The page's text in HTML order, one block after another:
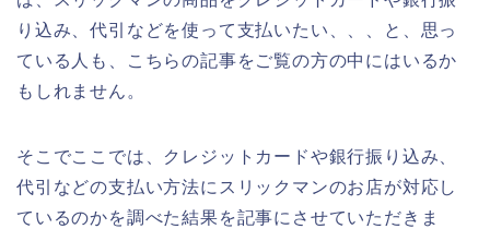
り込み、代引などを使って支払いたい、、、と、思っ
ている人も、こちらの記事をご覧の方の中にはいるか
もしれません。
そこでここでは、クレジットカードや銀行振り込み、
代引などの支払い方法にスリックマンのお店が対応し
ているのかを調べた結果を記事にさせていただきま